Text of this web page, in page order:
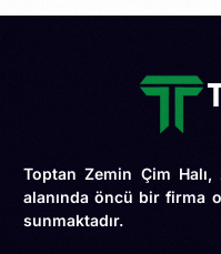
Toptan Zemin Çim
alanında öncü bir firma
sunmaktadır.